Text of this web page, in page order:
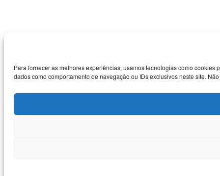
Para fornecer as melhores experiências, usamos tecnologias como
dados como comportamento de navegação ou IDs exclusivos neste site.